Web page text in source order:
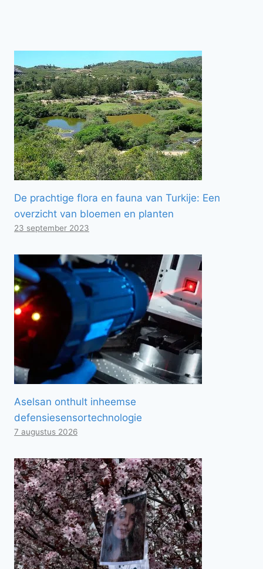
De prachtige flora en fauna van Turkije: Een
overzicht van bloemen en planten
23 september 2023
Aselsan onthult inheemse
defensiesensortechnologie
7 augustus 2026